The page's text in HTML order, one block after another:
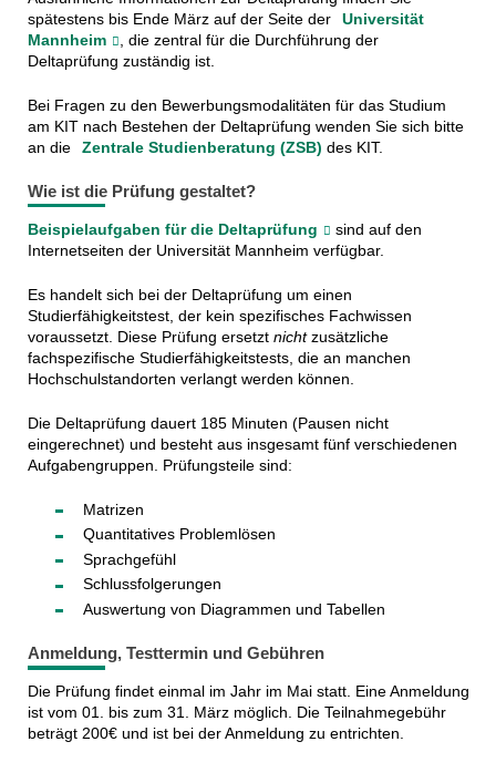
spätestens bis Ende März auf der Seite der
Universität
Mannheim
, die zentral für die Durchführung der
Deltaprüfung zuständig ist.
Bei Fragen zu den Bewerbungsmodalitäten für das Studium
am KIT nach Bestehen der Deltaprüfung wenden Sie sich bitte
an die
Zentrale Studienberatung (ZSB) des KIT.
Wie ist die Prüfung gestaltet?
Beispielaufgaben für die Deltaprüfung
sind auf den
Internetseiten der Universität Mannheim verfügbar.
Es handelt sich bei der Deltaprüfung um einen
Studierfähigkeitstest, der kein spezifisches Fachwissen
voraussetzt. Diese Prüfung ersetzt nichtzusätzliche
fachspezifische Studierfähigkeitstests, die an manchen
Hochschulstandorten verlangt werden können.
Die Deltaprüfung dauert 185 Minuten (Pausen nicht
eingerechnet) und besteht aus insgesamt fünf verschiedenen
Aufgabengruppen. Prüfungsteile sind:
Matrizen
Quantitatives Problemlösen
Sprachgefühl
Schlussfolgerungen
Auswertung von Diagrammen und Tabellen
Anmeldung, Testtermin und Gebühren
Die Prüfung findet einmal im Jahr im Mai statt. Eine Anmeldung
ist vom 01. bis zum 31. März möglich.
Die Teilnahmegebühr
beträgt 200€ und ist bei der Anmeldung zu entrichten.